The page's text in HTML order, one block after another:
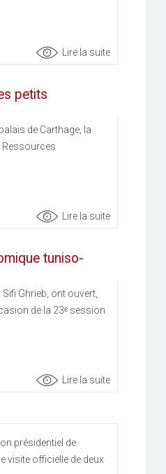
Lire la suite
petits
de Carthage, la
Ressources
Lire la suite
tuniso-
Ghrieb, ont ouvert,
de la 23ᵉ session
Lire la suite
présidentiel de
visite officielle de deux